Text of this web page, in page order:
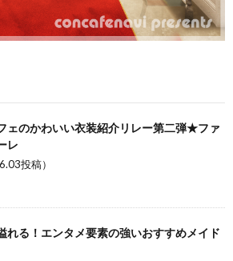
ェのかわいい衣装紹介リレー第二弾★ファ
レ
投稿）
れる！エンタメ要素の強いおすすめメイド